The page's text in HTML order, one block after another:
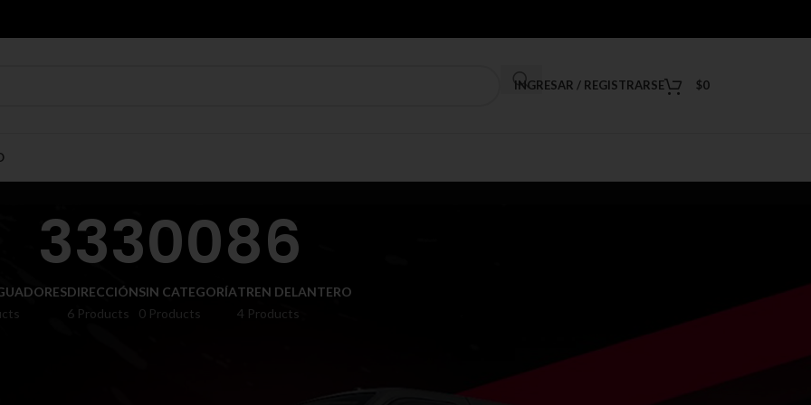
INGRESAR / REGISTRARSE $0
3330086
DIRECCIÓN
6 Products
SIN CATEGORÍA
0 Products
TREN DELANTERO
4 Products